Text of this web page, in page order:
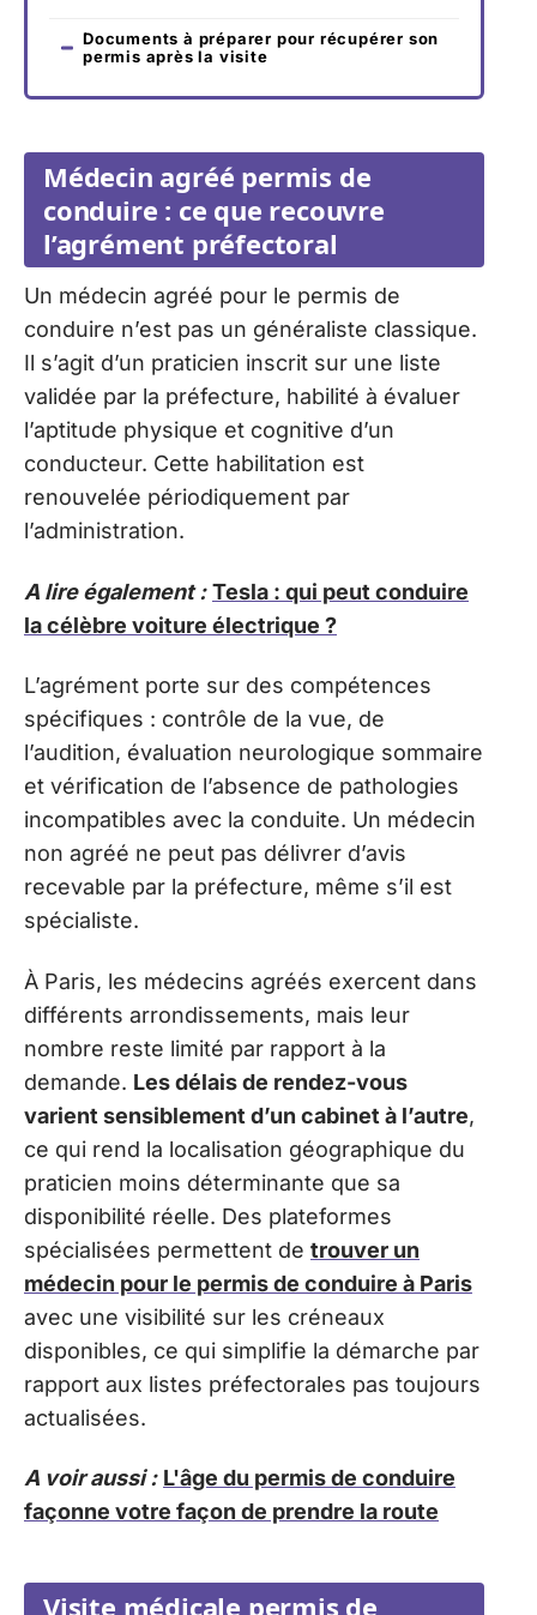
Documents à préparer pour récupérer son
permis après la visite
Médecin agréé permis de
conduire : ce que recouvre
l’agrément préfectoral
Un médecin agréé pour le permis de
conduire n’est pas un généraliste classique.
Il s’agit d’un praticien inscrit sur une liste
validée par la préfecture, habilité à évaluer
l’aptitude physique et cognitive d’un
conducteur. Cette habilitation est
renouvelée périodiquement par
l’administration.
A lire également : Tesla : qui peut conduire
la célèbre voiture électrique ?
L’agrément porte sur des compétences
spécifiques : contrôle de la vue, de
l’audition, évaluation neurologique sommaire
et vérification de l’absence de pathologies
incompatibles avec la conduite. Un médecin
non agréé ne peut pas délivrer d’avis
recevable par la préfecture, même s’il est
spécialiste.
À Paris, les médecins agréés exercent dans
différents arrondissements, mais leur
nombre reste limité par rapport à la
demande. Les délais de rendez-vous
varient sensiblement d’un cabinet à l’autre,
ce qui rend la localisation géographique du
praticien moins déterminante que sa
disponibilité réelle. Des plateformes
spécialisées permettent de trouver un
médecin pour le permis de conduire à Paris
avec une visibilité sur les créneaux
disponibles, ce qui simplifie la démarche par
rapport aux listes préfectorales pas toujours
actualisées.
A voir aussi : L'âge du permis de conduire
façonne votre façon de prendre la route
Visite médicale permis de